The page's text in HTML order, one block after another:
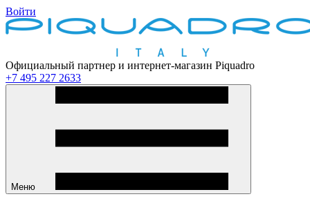
Войти
Официальный партнер и интернет-магазин Piquadro
+7 495 227 2633
Меню